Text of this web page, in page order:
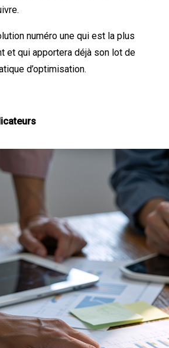
numéro une qui est la plus
et qui apportera déjà son lot de
d’optimisation.